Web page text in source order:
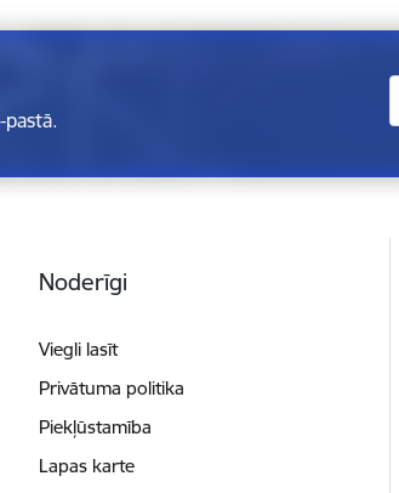
Noderīgi
Viegli lasīt
Privātuma politika
Piekļūstamība
Lapas karte